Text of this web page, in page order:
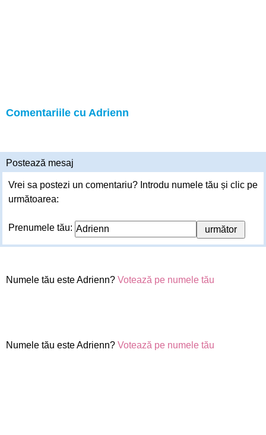
Comentariile cu Adrienn
Postează mesaj
Vrei sa postezi un comentariu? Introdu numele tău și clic pe
următoarea:
Prenumele tău:
Numele tău este Adrienn? Votează pe numele tău
Numele tău este Adrienn? Votează pe numele tău